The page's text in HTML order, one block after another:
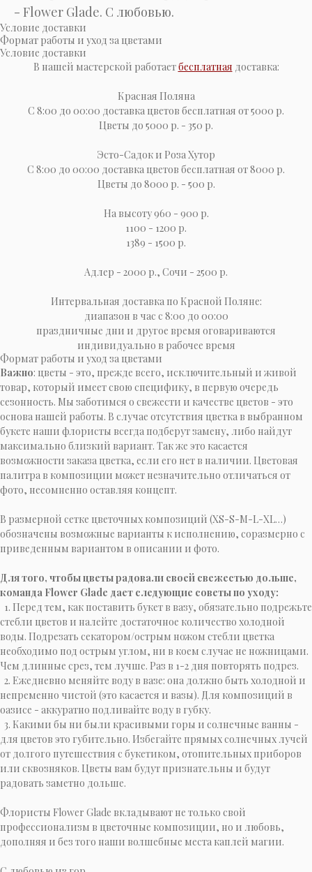
- Flower Glade. С любовью.
Условие доставки
Формат работы и уход за цветами
Условие доставки
В нашей мастерской работаетбесплатная доставка:
Красная Поляна
С 8:00 до 00:00 доставка цветов бесплатная от 5000 р.
Цветы до 5000 р. - 350 р.
Эсто-Cадок и Роза Хутор
С 8:00 до 00:00 доставка цветов бесплатная от 8000 р.
Цветы до 8000 р. - 500 р.
На высоту 960 - 900 р.
1100 - 1200 р.
1389 - 1500 р.
Адлер - 2000 р., Сочи - 2500 р.
Интервальная доставка по Красной Поляне:
диапазон в час с 8:00 до 00:00
праздничные дни и другое время оговариваются
индивидуально в рабочее время
Формат работы и уход за цветами
Важно: цветы - это, прежде всего, исключительный и живой
товар, который имеет свою специфику, в первую очередь
сезонность. Мы заботимся о свежести и качестве цветов - это
основа нашей работы. В случае отсутствия цветка в выбранном
букете наши флористы всегда подберут замену, либо найдут
максимально близкий вариант. Так же это касается
возможности заказа цветка, если его нет в наличии. Цветовая
палитра в композиции может незначительно отличаться от
фото, несомненно оставляя концепт.
В размерной сетке цветочных композиций (XS-S-M-L-XL…)
обозначены возможные варианты к исполнению, соразмерно с
приведенным вариантом в описании и фото.
Для того, чтобы цветы радовали своей свежестью дольше,
команда Flower Glade дает следующие советы по уходу:
1. Перед тем, как поставить букет в вазу, обязательно подрежьте
стебли цветов и налейте достаточное количество холодной
воды. Подрезать секатором/острым ножом стебли цветка
необходимо под острым углом, ни в коем случае не ножницами.
Чем длинные срез, тем лучше. Раз в 1-2 дня повторять подрез.
2. Ежедневно меняйте воду в вазе: она должно быть холодной и
непременно чистой (это касается и вазы). Для композиций в
оазисе - аккуратно подливайте воду в губку.
3. Какими бы ни были красивыми горы и солнечные ванны -
для цветов это губительно. Избегайте прямых солнечных лучей
от долгого путешествия с букетиком, отопительных приборов
или сквозняков. Цветы вам будут признательны и будут
радовать заметно дольше.
Флористы Flower Glade вкладывают не только свой
профессионализм в цветочные композиции, но и любовь,
дополняя и без того наши волшебные места каплей магии.